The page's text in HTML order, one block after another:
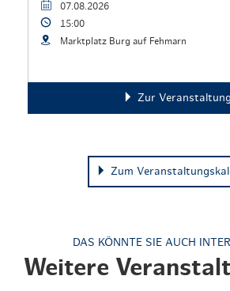
07.08.2026
15:00
Marktplatz Burg auf Fehmarn
Zur Veranstaltung
Zum
DAS KÖNNTE SIE AUCH
Weitere